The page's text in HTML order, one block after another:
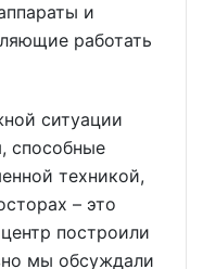
и
работать
ситуации
способные
техникой,
– это
построили
мы обсуждали